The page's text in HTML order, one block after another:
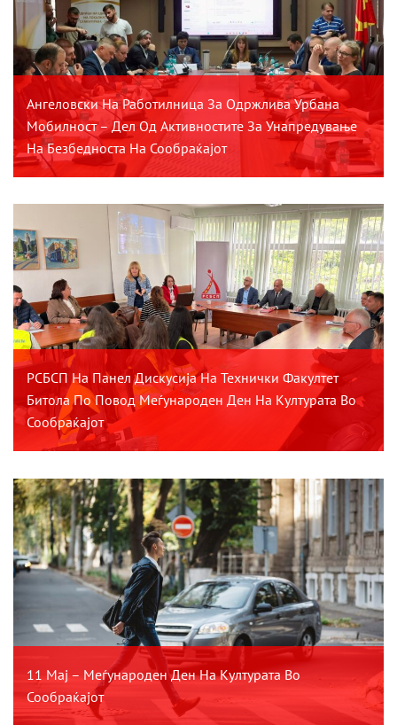
Ангеловски На Работилница За Одржлива Урбана
Мобилност – Дел Од Активностите За Унапредување
На Безбедноста На Сообраќајот
РСБСП На Панел Дискусија На Технички Факултет
Битола По Повод Меѓународен Ден На Културата Во
Сообраќајот
11 Мај – Меѓународен Ден На Културата Во
Сообраќајот